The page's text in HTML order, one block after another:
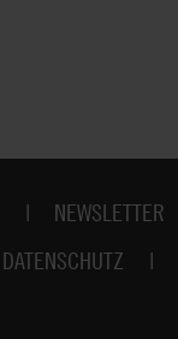
NEWSLETTER
DATENSCHUTZ